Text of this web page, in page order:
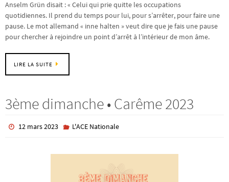
Anselm Grün disait : « Celui qui prie quitte les occupations
quotidiennes. Il prend du temps pour lui, pour s’arrêter, pour faire une
pause. Le mot allemand « inne halten » veut dire que je fais une pause
pour chercher à rejoindre un point d’arrêt à l’intérieur de mon âme.
LIRE LA SUITE
3ème dimanche • Carême 2023
12 mars 2023 L'ACE Nationale